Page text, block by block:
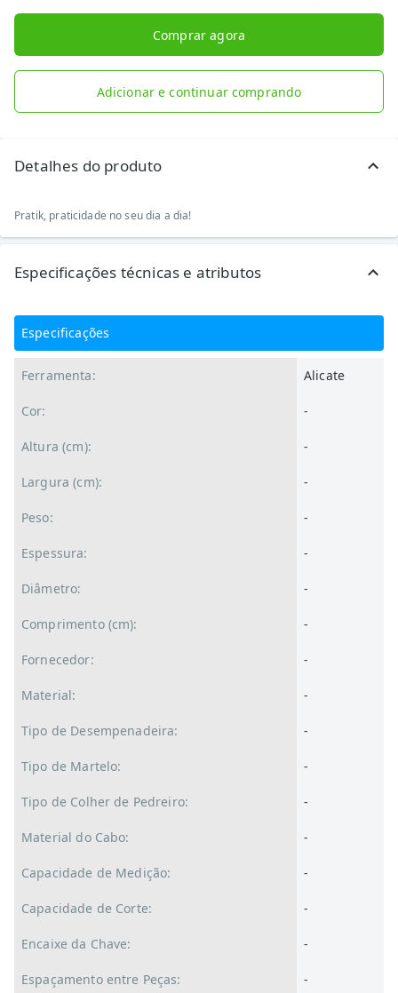
Comprar agora
Adicionar e continuar comprando
Detalhes do produto
Pratik, praticidade no seu dia a dia!
Especificações técnicas e atributos
Especificações
Ferramenta: Alicate
Cor: -
Altura (cm): -
Largura (cm): -
Peso: -
Espessura: -
Diâmetro: -
Comprimento (cm): -
Fornecedor: -
Material: -
Tipo de Desempenadeira: -
Tipo de Martelo: -
Tipo de Colher de Pedreiro: -
Material do Cabo: -
Capacidade de Medição: -
Capacidade de Corte: -
Encaixe da Chave: -
Espaçamento entre Peças: -